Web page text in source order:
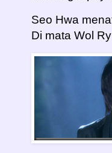
Seo Hwa
Di mata Wol